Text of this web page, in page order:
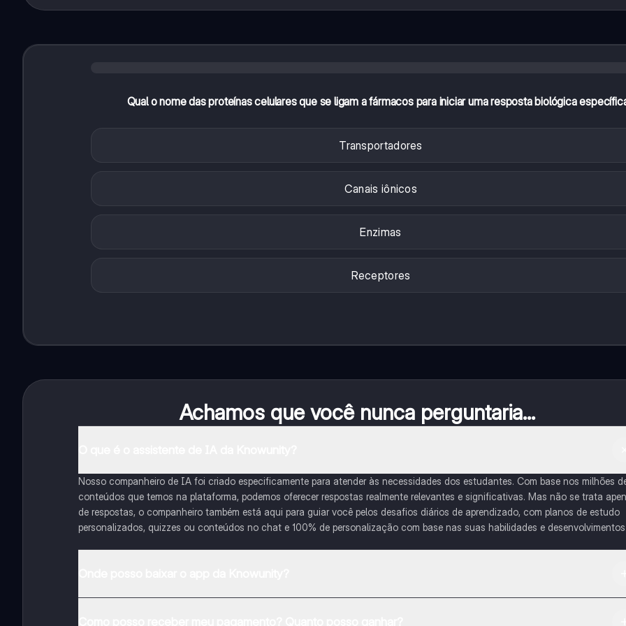
Qual o nome das proteínas celulares que se ligam a fármacos para iniciar uma resposta biológica
Transportadores
Canais iônicos
Enzimas
Receptores
Achamos que você nunca perguntaria...
Nosso companheiro de IA foi criado especificamente para atender às necessidades dos estudantes. Com base nos milhões
conteúdos que temos na plataforma, podemos oferecer respostas realmente relevantes e significativas. Mas não se trata
de respostas, o companheiro também está aqui para guiar você pelos desafios diários de aprendizado, com planos de estudo
personalizados, quizzes ou conteúdos no chat e 100% de personalização com base nas suas habilidades e